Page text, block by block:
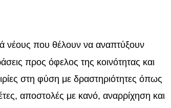
νέους που θέλουν να αναπτύξουν
προς όφελος της κοινότητας και
στη φύση με δραστηριότητες όπως
αποστολές με κανό, αναρρίχηση και